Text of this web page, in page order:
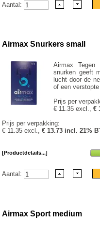
Aantal:
Airmax Snurkers small
Airmax
snurken geeft
lucht door de
of een
Prijs per
€ 11.35 excl.,€
Prijs per verpakking:
€ 11.35 excl.,€ 13.73 incl. 21%
[Productdetails...]
Aantal:
Airmax Sport medium